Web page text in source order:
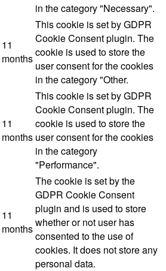
in the category "Necessary".
11
months
This cookie is set by GDPR
Cookie Consent plugin. The
cookie is used to store the
user consent for the cookies
in the category "Other.
11
months
This cookie is set by GDPR
Cookie Consent plugin. The
cookie is used to store the
user consent for the cookies
in the category
"Performance".
11
months
The cookie is set by the
GDPR Cookie Consent
plugin and is used to store
whether or not user has
consented to the use of
cookies. It does not store any
personal data.